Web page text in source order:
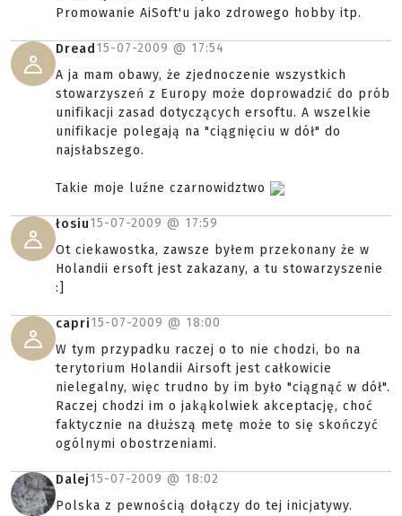
Promowanie AiSoft'u jako zdrowego hobby itp.
Dread 15-07-2009 @ 17:54
A ja mam obawy, że zjednoczenie wszystkich
stowarzyszeń z Europy może doprowadzić do prób
unifikacji zasad dotyczących ersoftu. A wszelkie
unifikacje polegają na "ciągnięciu w dół" do
najsłabszego.
Takie moje luźne czarnowidztwo
łosiu15-07-2009 @ 17:59
Ot ciekawostka, zawsze byłem przekonany że w
Holandii ersoft jest zakazany, a tu stowarzyszenie
:]
capri15-07-2009 @ 18:00
W tym przypadku raczej o to nie chodzi, bo na
terytorium Holandii Airsoft jest całkowicie
nielegalny, więc trudno by im było "ciągnąć w dół".
Raczej chodzi im o jakąkolwiek akceptację, choć
faktycznie na dłuższą metę może to się skończyć
ogólnymi obostrzeniami.
Dalej15-07-2009 @ 18:02
Polska z pewnością dołączy do tej inicjatywy.